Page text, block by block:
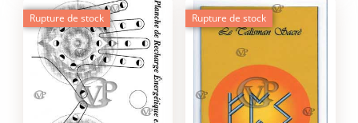
Rupture de stock Rupture de stock